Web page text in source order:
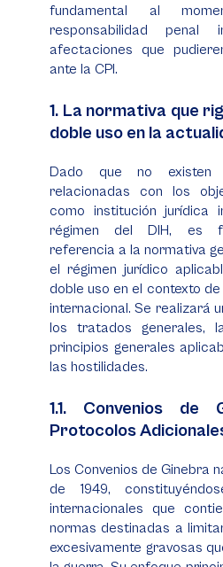
fundamental al
responsabilidad penal
afectaciones que
ante la CPI.
1. La normativa que
doble uso en la
Dado que no existen
relacionadas con los
como institución jurídica
régimen del DIH, es
referencia a la normativa
el régimen jurídico
doble uso en el contexto
internacional. Se realizará
los tratados generales,
principios generales
las hostilidades.
1.1. Convenios de
Protocolos
Los Convenios de Ginebra
de 1949,
internacionales que
normas destinadas a
excesivamente gravosas